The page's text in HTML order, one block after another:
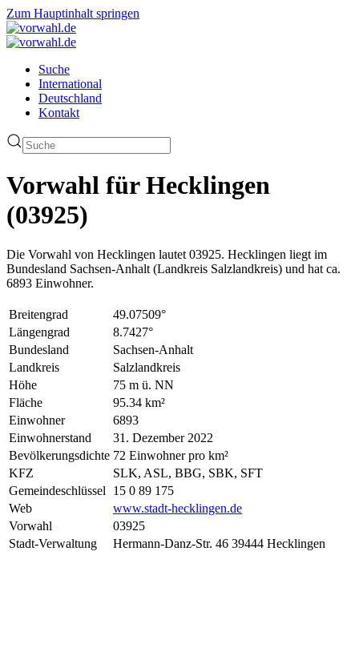
Zum Hauptinhalt springen
Suche
International
Deutschland
Kontakt
Vorwahl für Hecklingen
(03925)
Die Vorwahl von Hecklingen lautet 03925. Hecklingen liegt im
Bundesland Sachsen-Anhalt (Landkreis Salzlandkreis) und hat ca.
6893 Einwohner.
Breitengrad
49.07509°
Längengrad
8.7427°
Bundesland
Sachsen-Anhalt
Landkreis
Salzlandkreis
Höhe
75 m ü. NN
Fläche
95.34 km²
Einwohner
6893
Einwohnerstand
31. Dezember 2022
Bevölkerungsdichte 72 Einwohner pro km²
KFZ
SLK, ASL, BBG, SBK, SFT
Gemeindeschlüssel
15 0 89 175
Web
www.stadt-hecklingen.de
Vorwahl
03925
Stadt-Verwaltung
Hermann-Danz-Str. 46 39444 Hecklingen